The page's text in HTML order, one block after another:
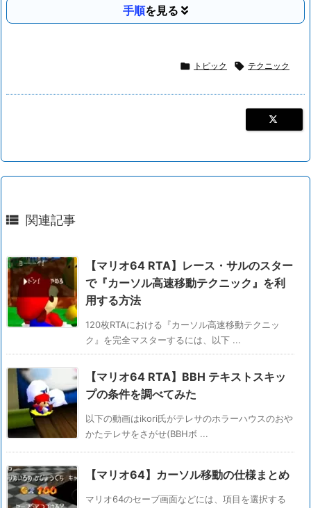
手順
 トピック  テクニック
 関連記事
【マリオ64 RTA】レース・サルのスター
で『カーソル高速移動テクニック』を利
用する方法
120枚RTAにおける『カーソル高速移動テクニッ
ク』を完全マスターするには、以下 ...
【マリオ64 RTA】BBH テキストスキッ
プの条件を調べてみた
以下の動画はikori氏がテレサのホラーハウスのおや
かたテレサをさがせ(BBHボ ...
【マリオ64】カーソル移動の仕様まとめ
マリオ64のセーブ画面などには、項目を選択する